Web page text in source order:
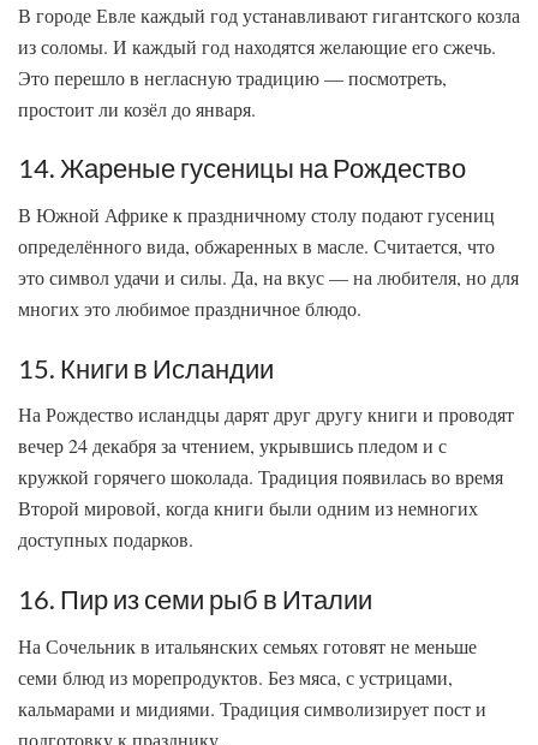
В городе Евле каждый год устанавливают гигантского козла
из соломы. И каждый год находятся желающие его сжечь.
Это перешло в негласную традицию — посмотреть,
простоит ли козёл до января.
14. Жареные гусеницы на Рождество
В Южной Африке к праздничному столу подают гусениц
определённого вида, обжаренных в масле. Считается, что
это символ удачи и силы. Да, на вкус — на любителя, но для
многих это любимое праздничное блюдо.
15. Книги в Исландии
На Рождество исландцы дарят друг другу книги и проводят
вечер 24 декабря за чтением, укрывшись пледом и с
кружкой горячего шоколада. Традиция появилась во время
Второй мировой, когда книги были одним из немногих
доступных подарков.
16. Пир из семи рыб в Италии
На Сочельник в итальянских семьях готовят не меньше
семи блюд из морепродуктов. Без мяса, с устрицами,
кальмарами и мидиями. Традиция символизирует пост и
подготовку к празднику.